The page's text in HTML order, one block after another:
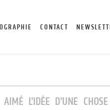
CONTACT
AIMÉ L’IDÉE D’UNE